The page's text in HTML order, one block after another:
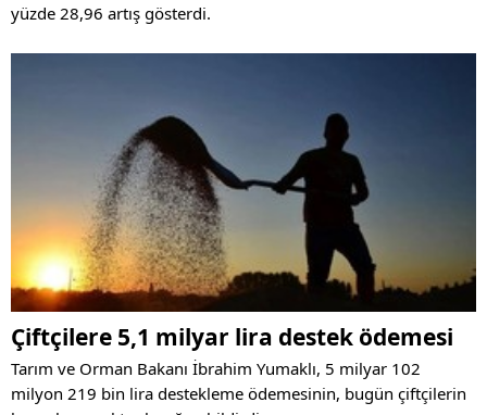
yüzde 28,96 artış gösterdi.
Çiftçilere 5,1 milyar lira destek ödemesi
Tarım ve Orman Bakanı İbrahim Yumaklı, 5 milyar 102
milyon 219 bin lira destekleme ödemesinin, bugün çiftçilerin